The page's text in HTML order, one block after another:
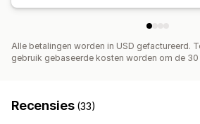
Alle betalingen worden in USD gefactureerd.
gebruik gebaseerde kosten worden om de
Recensies (33)